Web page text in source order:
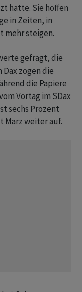
hatte. Sie hoffen
in Zeiten, in
mehr steigen.
gefragt, die
zogen die
die Papiere
Vortag im SDax
sechs Prozent
März weiter auf.